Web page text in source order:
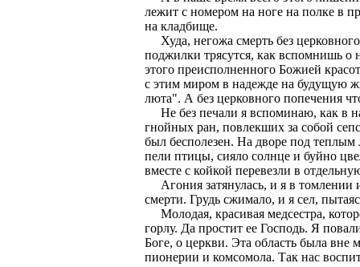
лежит с номером на ноге на полке в
на кладбище.
Худа, негожа смерть без
поджилки трясутся, как вспомнишь
этого преисполненного Божией
с этим миром в надежде на будущую
люта". А без церковного попечения
Не без печали я вспоминаю, как в
гнойных ран, повлекших за собой
был бесполезен. На дворе под
пели птицы, сияло солнце и буйно
вместе с койкой перевезли в
Агония затянулась, и я в томлении
смерти. Грудь сжимало, и я сел,
Молодая, красивая медсестра,
горлу. Да простит ее Господь. Я
Боге, о церкви. Эта область была вне
пионерии и комсомола. Так нас